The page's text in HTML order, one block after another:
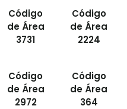
Código
de Área
3731
Código
de Área
2224
Código
de Área
2972
Código
de Área
364